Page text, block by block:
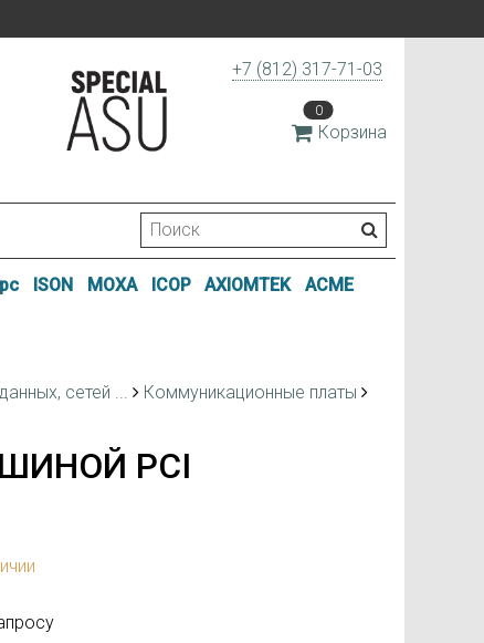
+7 (812) 317-71-03
0
Корзина
ISON MOXA ICOP AXIOMTEK
ACME
сетей ...
Коммуникационные платы
PCI